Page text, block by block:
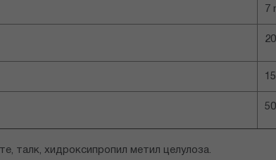
7
талк, хидроксипропил метил целулоза.